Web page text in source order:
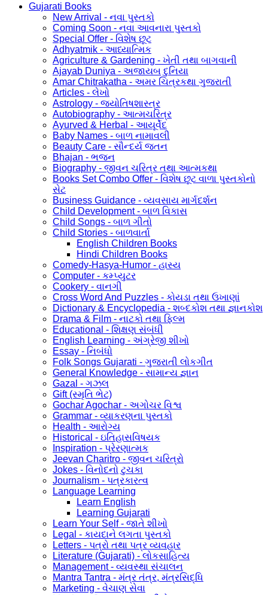
Gujarati Books
New Arrival - નવા પુસ્તકો
Coming Soon - નવા આવનારા પુસ્તકો
Special Offer - વિશેષ છૂટ
Adhyatmik - આધ્યાત્મિક
Agriculture & Gardening - ખેતી તથા બાગવાની
Ajayab Duniya - અજાયબ દુનિયા
Amar Chitrakatha - અમર ચિત્રકથા ગુજરાતી
Articles - લેખો
Astrology - જ્યોતિષશાસ્ત્ર
Autobiography - આત્મચરિત્ર
Ayurved & Herbal - આયૂર્વેદ
Baby Names - બાળ નામાવલી
Beauty Care - સૌન્દર્ય જતન
Bhajan - ભજન
Biography - જીવન ચરિત્ર તથા આત્મકથા
Books Set Combo Offer - વિશેષ છૂટ વાળા પુસ્તકોનો
સેટ
Business Guidance - વ્યવસાય માર્ગદર્શન
Child Development - બાળ વિકાસ
Child Songs - બાળ ગીતો
Child Stories - બાળવાર્તા
English Children Books
Hindi Children Books
Comedy-Hasya-Humor - હાસ્ય
Computer - કમ્પ્યુટર
Cookery - વાનગી
Cross Word And Puzzles - કોયડા તથા ઉખાણાં
Dictionary & Encyclopedia - શબ્દકોશ તથા જ્ઞાનકોશ
Drama & Film - નાટકો તથા ફિલ્મ
Educational - શિક્ષણ સંબંધી
English Learning - અંગ્રેજી શીખો
Essay - નિબંધો
Folk Songs Gujarati - ગુજરાતી લોકગીત
General Knowledge - સામાન્ય જ્ઞાન
Gazal - ગઝલ
Gift (સ્મૃતિ ભેટ)
Gochar Agochar - અગોચર વિશ્વ
Grammar - વ્યાકરણના પુસ્તકો
Health - આરોગ્ય
Historical - ઇતિહાસવિષયક
Inspiration - પ્રેરણાત્મક
Jeevan Charitro - જીવન ચરિત્રો
Jokes - વિનોદનો ટુચકા
Journalism - પત્રકારત્વ
Language Learning
Learn English
Learning Gujarati
Learn Your Self - જાતે શીખો
Legal - કાયદાને લગતા પુસ્તકો
Letters - પત્રો તથા પત્ર વ્યવહાર
Literature (Gujarati) - લોકસાહિત્ય
Management - વ્યવસ્થા સંચાલન
Mantra Tantra - મંત્ર તંત્ર, મંત્રસિદ્ધિ
Marketing - વેચાણ સેવા